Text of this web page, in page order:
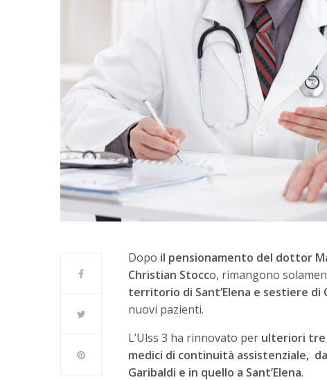
Dopo il pensionamento del dottor
Christian Stocco, rimangono
territorio di Sant’Elena e sestiere di
nuovi pazienti.
L’Ulss 3 ha rinnovato per ulteriori tre
medici di continuità assistenziale,
Garibaldi e in quello a Sant’Elena.